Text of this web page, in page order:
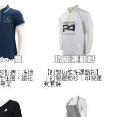
訂造：珠地
任選，繡花
業
【訂製功能性運動衫】
｜訂製運動衫｜印製運
動套裝